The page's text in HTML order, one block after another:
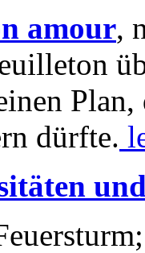
amour,
Plan,
dürfte.